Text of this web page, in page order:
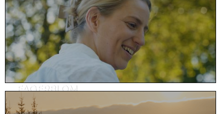
FAGERBLOM
Prosjektfilm, eiendom